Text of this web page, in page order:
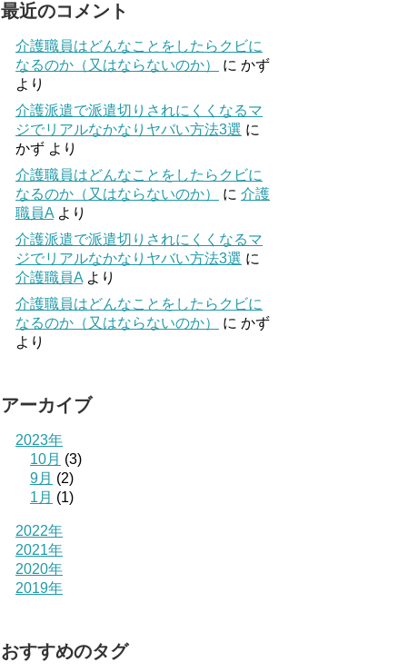
最近のコメント
介護職員はどんなことをしたらクビに
なるのか（又はならないのか）
に かず
より
介護派遣で派遣切りされにくくなるマ
ジでリアルなかなりヤバい方法3選 に
かず より
介護職員はどんなことをしたらクビに
なるのか（又はならないのか）
に 介護
職員A より
介護派遣で派遣切りされにくくなるマ
ジでリアルなかなりヤバい方法3選 に
介護職員A より
介護職員はどんなことをしたらクビに
なるのか（又はならないのか）
に かず
より
アーカイブ
2023年
10月 (3)
9月 (2)
1月 (1)
2022年
2021年
2020年
2019年
おすすめのタグ